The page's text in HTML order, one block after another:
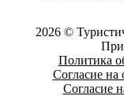
2026 ©
Политика
Согласие на
Согласие